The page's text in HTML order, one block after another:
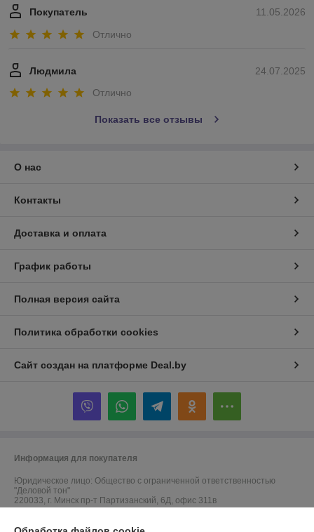
11.05.2026
Покупатель
Отлично
24.07.2025
Людмила
Отлично
Показать все отзывы
О нас
Контакты
Доставка и оплата
График работы
Полная версия сайта
Политика обработки cookies
Сайт создан на платформе Deal.by
Информация для покупателя
Юридическое лицо: Общество с ограниченной ответственностью
"Деловой тон"
220033, г. Минск пр-т Партизанский, 6Д, офис 311в